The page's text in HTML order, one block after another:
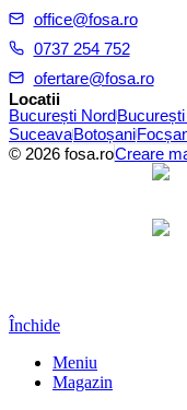
office@fosa.ro
0737 254 752
ofertare@fosa.ro
Locatii
București Nord
SuceavaBotoșani
© 2026 fosa.roCreare
Închide
Meniu
Magazin